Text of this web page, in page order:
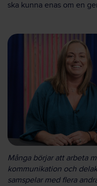
ska kunna enas om en
Många börjar att arbeta
kommunikation och
samspelar med flera